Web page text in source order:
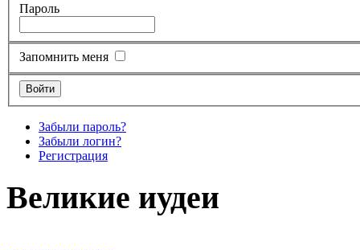
Пароль
Запомнить меня
Забыли пароль?
Забыли логин?
Регистрация
Великие иудеи